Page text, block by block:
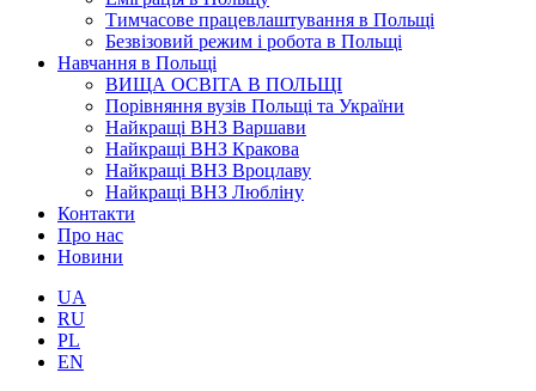
Тимчасове працевлаштування в Польщі
Безвізовий режим і робота в Польщі
Навчання в Польщі
ВИЩА ОСВІТА В ПОЛЬЩІ
Порівняння вузів Польщі та України
Найкращі ВНЗ Варшави
Найкращі ВНЗ Кракова
Найкращі ВНЗ Вроцлаву
Найкращі ВНЗ Любліну
Контакти
Про нас
Новини
UA
RU
PL
EN